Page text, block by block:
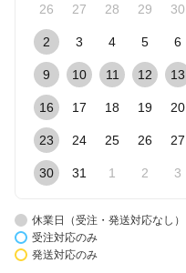
26 27 28 29 30
2 3 4 5 6
9 10 11 12 13
16 17 18 19 20
23 24 25 26 27
30 31 1 2 3
休業日（受注・発送対応なし）
受注対応のみ
発送対応のみ